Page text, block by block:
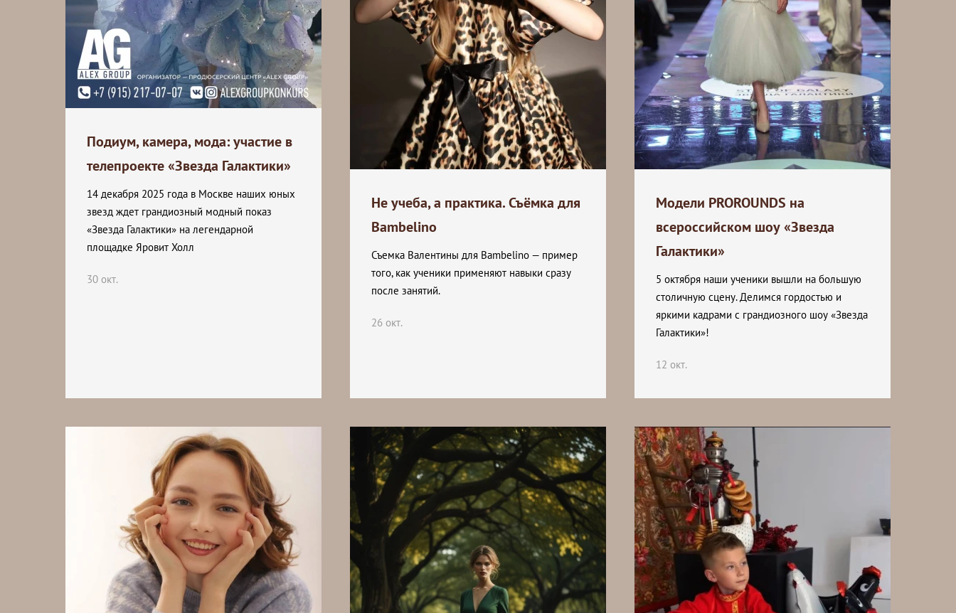
Подиум, камера, мода: участие в
телепроекте «Звезда Галактики»
14 декабря 2025 года в Москве наших юных
звезд ждет грандиозный модный показ
«Звезда Галактики» на легендарной
площадке Яровит Холл
30 окт.
Не учеба, а практика. Съёмка для
Bambelino
Съемка Валентины для Bambelino — пример
того, как ученики применяют навыки сразу
после занятий.
26 окт.
Модели PROROUNDS на
всероссийском шоу «Звезда
Галактики»
5 октября наши ученики вышли на большую
столичную сцену. Делимся гордостью и
яркими кадрами с грандиозного шоу «Звезда
Галактики»!
12 окт.